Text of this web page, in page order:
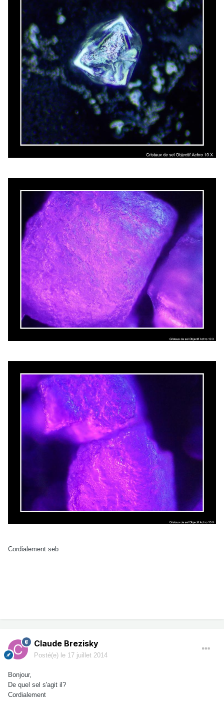
Cordialement seb
Claude Brezisky
Posté(e) le 17 juillet 2014
Bonjour,
De quel sel s'agit il?
Cordialement